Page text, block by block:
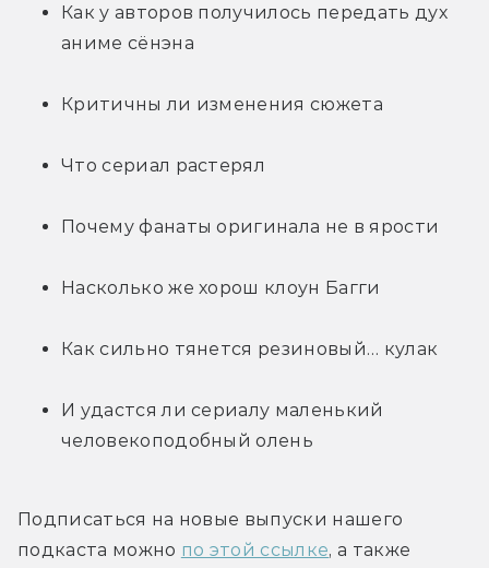
Как у авторов получилось передать дух
аниме сёнэна
Критичны ли изменения сюжета
Что сериал растерял
Почему фанаты оригинала не в ярости
Насколько же хорош клоун Багги
Как сильно тянется резиновый… кулак
И удастся ли сериалу маленький
человекоподобный олень
Подписаться на новые выпуски нашего
подкаста можно по этой ссылке, а также